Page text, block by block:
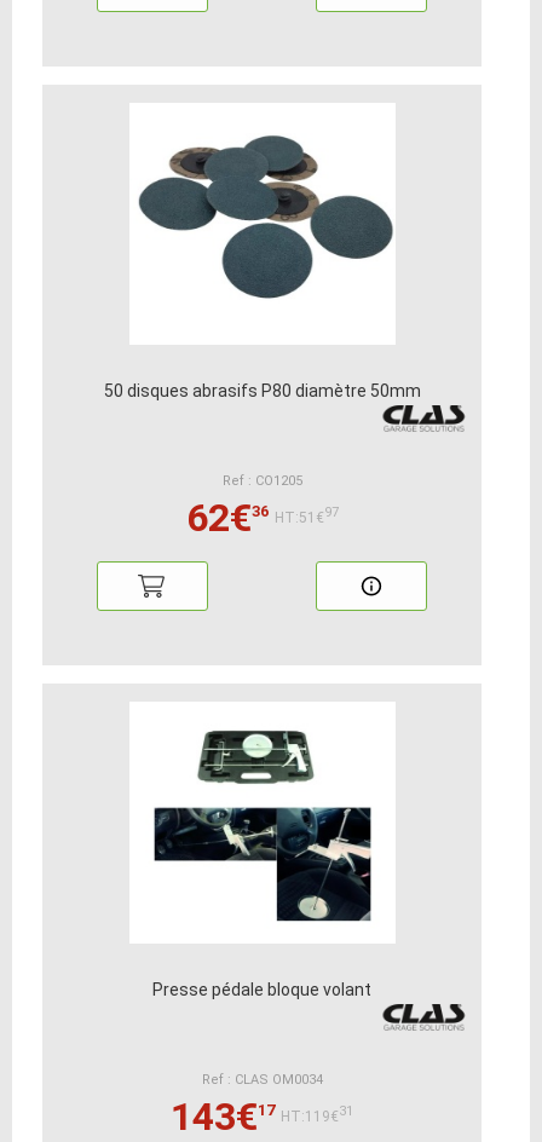
50 disques abrasifs P80 diamètre 50mm
Ref : CO1205
62€36 HT:51€97
Presse pédale bloque volant
Ref : CLAS OM0034
143€17 HT:119€31